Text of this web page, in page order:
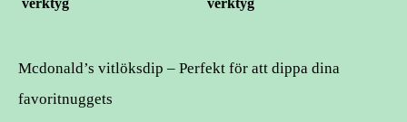
verktyg
verktyg
Mcdonald’s vitlöksdip – Perfekt för att dippa dina
favoritnuggets